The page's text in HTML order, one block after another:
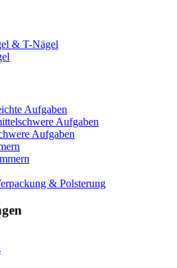
& T-Nägel
Aufgaben
Aufgaben
Aufgaben
& Polsterung